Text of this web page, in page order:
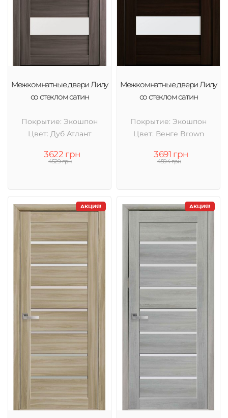
Межкомнатные двери Лилу
со стеклом сатин
Покрытие: Экошпон
Цвет: Дуб Атлант
3622 грн
4529 грн
Межкомнатные двери Лилу
со стеклом сатин
Покрытие: Экошпон
Цвет: Венге Brown
3691 грн
4594 грн
АКЦИЯ! АКЦИЯ!